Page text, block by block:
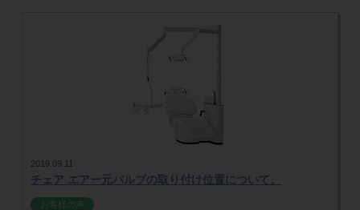
2019.09.11
チェア エアー元バルブの取り付け位置について。
お客様の声